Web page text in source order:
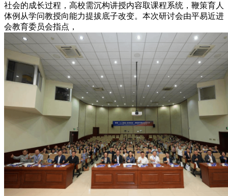
社会的成长过程，高校需沉构讲授内容取课程系统，鞭策育人
体例从学问教授向能力提拔底子改变。本次研讨会由平易近进
会教育委员会指点，